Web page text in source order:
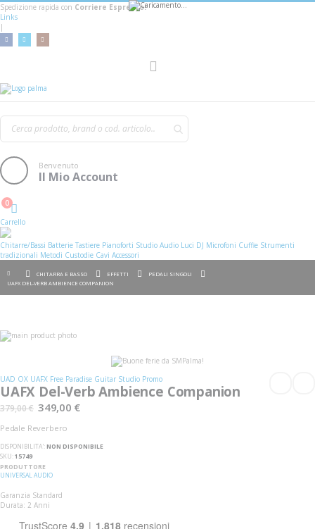
Spedizione rapida con Corriere Espresso!
Links
|
Benvenuto
Il Mio Account
Cart
0
Carrello
Chitarre/Bassi Batterie Tastiere Pianoforti Studio Audio Luci DJ Microfoni Cuffie Strumenti
tradizionali Metodi Custodie Cavi Accessori
CHITARRA E BASSO EFFETTI
PEDALI SINGOLI
UAFX DEL-VERB AMBIENCE COMPANION
Vai
alla
galleria
di
immagini
galleria
di
immagini
UAD OX UAFX Free Paradise Guitar Studio Promo
UAFX Del-Verb Ambience Companion
379,00 € 349,00 €
Pedale Reverbero
DISPONIBILITA':NON DISPONIBILE
SKU 15749
PRODUTTORE
UNIVERSAL AUDIO
Garanzia Standard
Durata: 2 Anni